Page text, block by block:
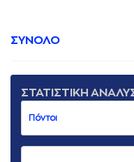
ΣΥΝΟΛΟ
ΣΤΑΤΙΣΤΙΚΗ